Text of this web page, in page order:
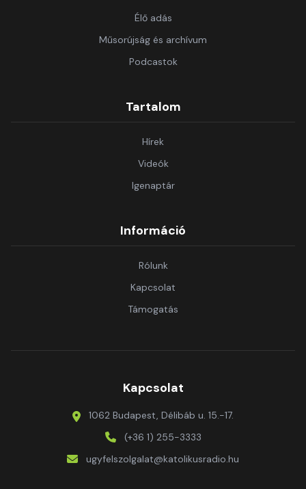
Élő adás
Műsorújság és archívum
Podcastok
Tartalom
Hírek
Videók
Igenaptár
Információ
Rólunk
Kapcsolat
Támogatás
Kapcsolat
1062 Budapest, Délibáb u. 15.-17.
(+36 1) 255-3333
ugyfelszolgalat@katolikusradio.hu